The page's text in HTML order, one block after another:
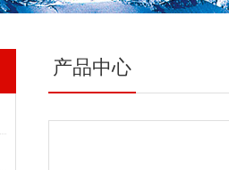
产品中心